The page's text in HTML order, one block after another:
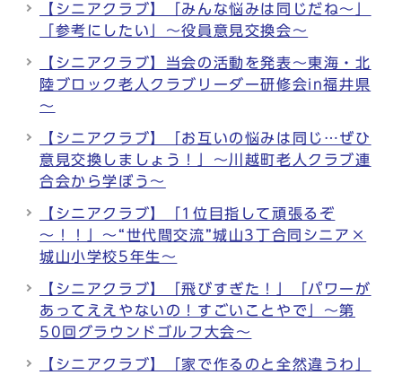
【シニアクラブ】「みんな悩みは同じだね～」
「参考にしたい」～役員意見交換会～
【シニアクラブ】当会の活動を発表～東海・北
陸ブロック老人クラブリーダー研修会in福井県
～
【シニアクラブ】「お互いの悩みは同じ…ぜひ
意見交換しましょう！」～川越町老人クラブ連
合会から学ぼう～
【シニアクラブ】「1位目指して頑張るぞ
～！！」～“世代間交流”城山3丁合同シニア×
城山小学校5年生～
【シニアクラブ】「飛びすぎた！」「パワーが
あってええやないの！すごいことやで」～第
50回グラウンドゴルフ大会～
【シニアクラブ】「家で作るのと全然違うわ」